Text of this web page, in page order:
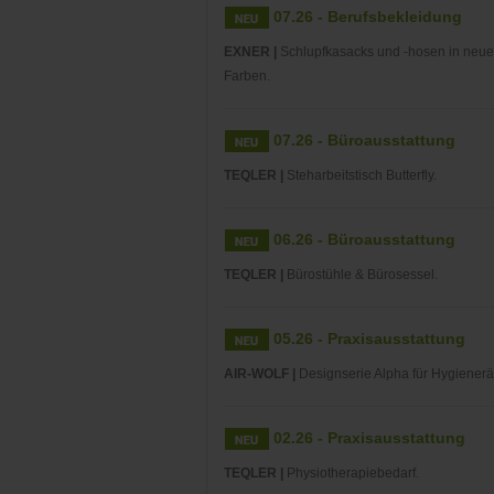
07.26 - Berufsbekleidung
EXNER | Schlupfkasacks und -hosen in
Farben.
07.26 - Büroausstattung
TEQLER | Steharbeitstisch Butterfly.
06.26 - Büroausstattung
TEQLER | Bürostühle & Bürosessel.
05.26 - Praxisausstattung
AIR-WOLF | Designserie Alpha für
02.26 - Praxisausstattung
TEQLER | Physiotherapiebedarf.